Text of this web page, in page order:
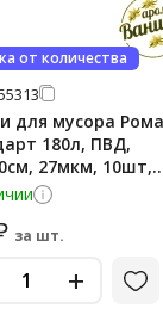
от количества
для мусора
180л, ПВД,
27мкм, 10шт,
цвета, в
за шт.
+